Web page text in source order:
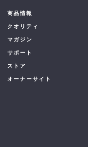
商品情報
クオリティ
マガジン
サポート
ストア
オーナーサイト